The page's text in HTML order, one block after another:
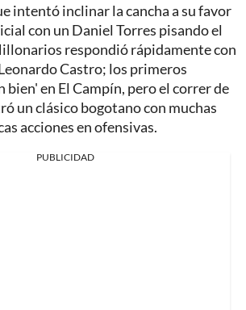
intentó inclinar la cancha a su favor
con un Daniel Torres pisando el
respondió rápidamente con
Castro; los primeros
en El Campín, pero el correr de
un clásico bogotano con muchas
acciones en ofensivas.
PUBLICIDAD